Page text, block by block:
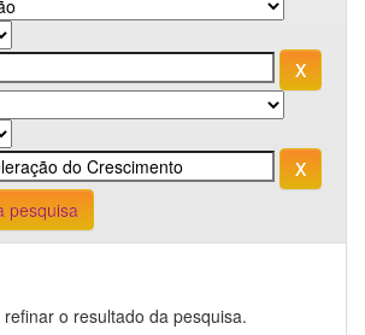
pesquisa
o resultado da pesquisa.